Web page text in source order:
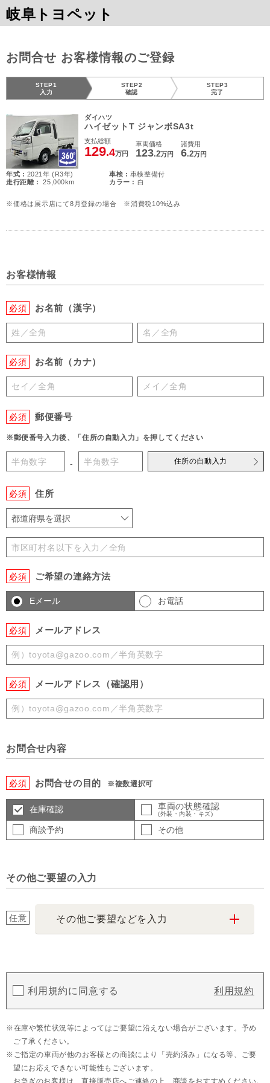
岐阜トヨペット
お問合せ お客様情報のご登録
STEP1
入力
STEP2
確認
STEP3
完了
ダイハツ
ハイゼットT ジャンボSA3t
支払総額
129.4万円
車両価格
123.2万円
諸費用
6.2万円
年式 : 2021年 (R3年) 車検 : 車検整備付
走行距離 :
25,000km カラー : 白
※価格は展示店にて8月登録の場合 ※消費税10%込み
お客様情報
必須 お名前（漢字）
必須 お名前（カナ）
必須 郵便番号
※郵便番号入力後、「住所の自動入力」を押してください
- 住所の自動入力
必須 住所
都道府県を選択
必須 ご希望の連絡方法
Eメール お電話
必須 メールアドレス
必須 メールアドレス（確認用）
お問合せ内容
必須 お問合せの目的 ※複数選択可
在庫確認 車両の状態確認
(外装・内装・キズ)
商談予約 その他
その他ご要望の入力
任意 その他ご要望などを入力
利用規約に同意する 利用規約
在庫や繁忙状況等によってはご要望に沿えない場合がございます。予め
ご了承ください。
ご指定の車両が他のお客様との商談により「売約済み」になる等、ご要
望にお応えできない可能性もございます。
お急ぎのお客様は、直接販売店へご連絡の上、商談をおすすめください。